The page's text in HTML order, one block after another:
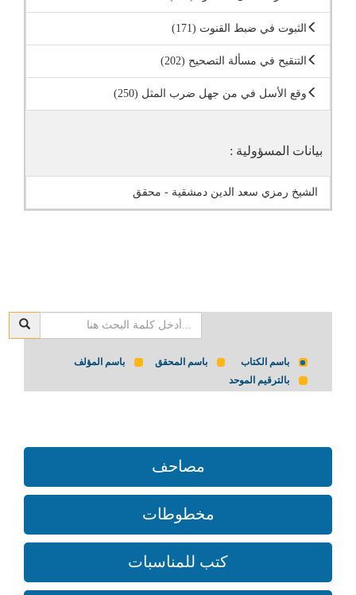
الثبوت في ضبط القنوت (171)
التنقيح في مسألة التصحيح (202)
وقع الأسل في من جهل ضرب المثل (250)
بيانات المسؤولية :
الشيخ رمزي سعد الدين دمشقية - محقق
باسم الكتاب باسم المحقق
باسم المؤلف
بالترقيم الموحد
مصاحف
مخطوطات
كتب للمناسبات